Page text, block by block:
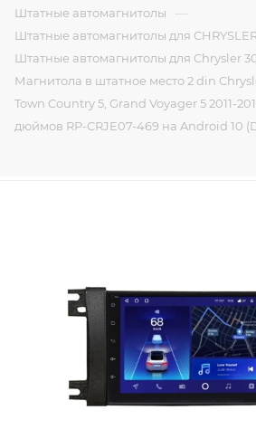
Штатные автомагнитолы —
Штатные автомагнитолы для
Штатные автомагнитолы для Chrysler
Магнитола в штатное место 2 din
Town Country 5, Grand Voyager 5 2011-
дюймов RP-CRJE07-469 на Android 10